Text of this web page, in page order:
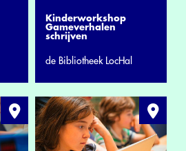
Kinderworkshop
Gameverhalen
schrijven
de Bibliotheek LocHal